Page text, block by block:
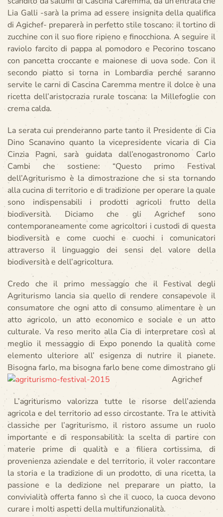
Lia Galli -sarà la prima ad essere insignita della qualifica
di Agichef- preparerà in perfetto stile toscano: il tortino di
zucchine con il suo fiore ripieno e finocchiona. A seguire il
raviolo farcito di pappa al pomodoro e Pecorino toscano
con pancetta croccante e maionese di uova sode. Con il
secondo piatto si torna in Lombardia perché saranno
servite le carni di Cascina Caremma mentre il dolce è una
ricetta dell’aristocrazia rurale toscana: la Millefoglie con
crema calda.
La serata cui prenderanno parte tanto il Presidente di Cia
Dino Scanavino quanto la vicepresidente vicaria di Cia
Cinzia Pagni, sarà guidata dall’enogastronomo Carlo
Cambi che sostiene: “Questo primo Festival
dell’Agriturismo è la dimostrazione che si sta tornando
alla cucina di territorio e di tradizione per operare la quale
sono indispensabili i prodotti agricoli frutto della
biodiversità. Diciamo che gli Agrichef sono
contemporaneamente come agricoltori i custodi di questa
biodiversità e come cuochi e cuochi i comunicatori
attraverso il linguaggio dei sensi del valore della
biodiversità e dell’agricoltura.
Credo che il primo messaggio che il Festival degli
Agriturismo lancia sia quello di rendere consapevole il
consumatore che ogni atto di consumo alimentare è un
atto agricolo, un atto economico e sociale e un atto
culturale. Va reso merito alla Cia di interpretare così al
meglio il messaggio di Expo ponendo la qualità come
elemento ulteriore all’ esigenza di nutrire il pianete.
Bisogna farlo, ma bisogna farlo bene come dimostrano gli
Agrichef
L’agriturismo valorizza tutte le risorse dell’azienda
agricola e del territorio ad esso circostante. Tra le attività
classiche per l’agriturismo, il ristoro assume un ruolo
importante e di responsabilità: la scelta di partire con
materie prime di qualità e a filiera cortissima, di
provenienza aziendale e del territorio, il voler raccontare
la storia e la tradizione di un prodotto, di una ricetta, la
passione e la dedizione nel preparare un piatto, la
convivialità offerta fanno sì che il cuoco, la cuoca devono
curare i molti aspetti della multifunzionalità.